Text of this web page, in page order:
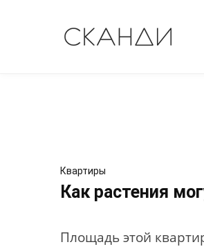
Квартиры
Как растения
Площадь этой